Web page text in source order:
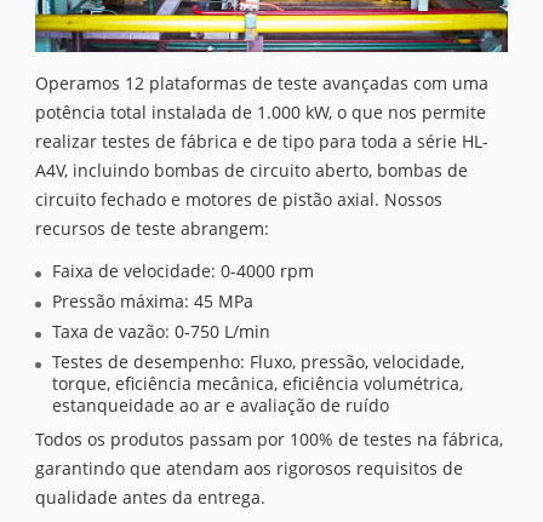
Operamos 12 plataformas de teste avançadas com uma
potência total instalada de 1.000 kW, o que nos permite
realizar testes de fábrica e de tipo para toda a série HL-
A4V, incluindo bombas de circuito aberto, bombas de
circuito fechado e motores de pistão axial. Nossos
recursos de teste abrangem:
Faixa de velocidade: 0-4000 rpm
Pressão máxima: 45 MPa
Taxa de vazão: 0-750 L/min
Testes de desempenho: Fluxo, pressão, velocidade,
torque, eficiência mecânica, eficiência volumétrica,
estanqueidade ao ar e avaliação de ruído
Todos os produtos passam por 100% de testes na fábrica,
garantindo que atendam aos rigorosos requisitos de
qualidade antes da entrega.